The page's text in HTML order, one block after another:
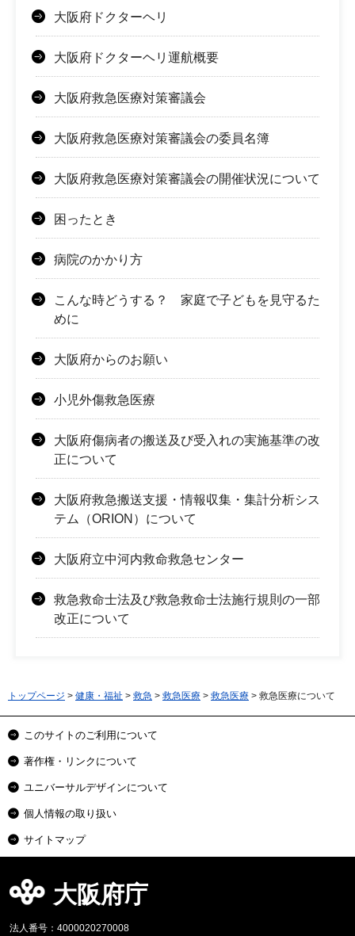
大阪府ドクターヘリ
大阪府ドクターヘリ運航概要
大阪府救急医療対策審議会
大阪府救急医療対策審議会の委員名簿
大阪府救急医療対策審議会の開催状況について
困ったとき
病院のかかり方
こんな時どうする？ 家庭で子どもを見守るた
めに
大阪府からのお願い
小児外傷救急医療
大阪府傷病者の搬送及び受入れの実施基準の改
正について
大阪府救急搬送支援・情報収集・集計分析シス
テム（ORION）について
大阪府立中河内救命救急センター
救急救命士法及び救急救命士法施行規則の一部
改正について
トップページ > 健康・福祉 > 救急 > 救急医療 > 救急医療 > 救急医療について
このサイトのご利用について
著作権・リンクについて
ユニバーサルデザインについて
個人情報の取り扱い
サイトマップ
大阪府庁
法人番号：4000020270008